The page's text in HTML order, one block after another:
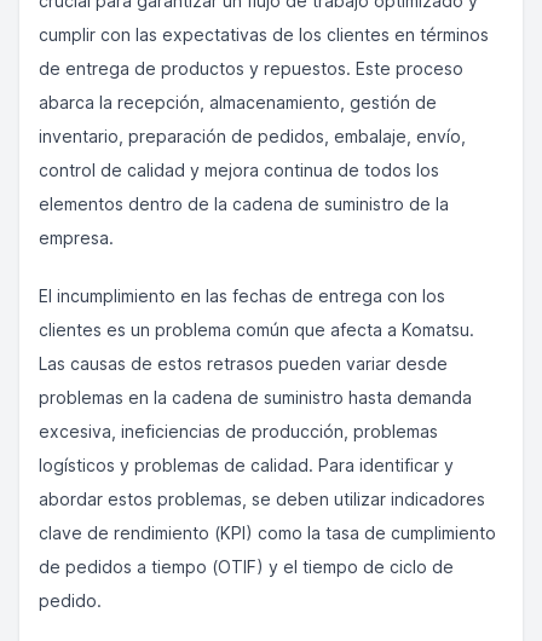
cumplir con las expectativas de los clientes en términos
de entrega de productos y repuestos. Este proceso
abarca la recepción, almacenamiento, gestión de
inventario, preparación de pedidos, embalaje, envío,
control de calidad y mejora continua de todos los
elementos dentro de la cadena de suministro de la
empresa.
El incumplimiento en las fechas de entrega con los
clientes es un problema común que afecta a Komatsu.
Las causas de estos retrasos pueden variar desde
problemas en la cadena de suministro hasta demanda
excesiva, ineficiencias de producción, problemas
logísticos y problemas de calidad. Para identificar y
abordar estos problemas, se deben utilizar indicadores
clave de rendimiento (KPI) como la tasa de cumplimiento
de pedidos a tiempo (OTIF) y el tiempo de ciclo de
pedido.